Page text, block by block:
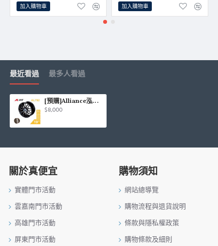
加入購物車 加入購物車
最近看過 最多人看過
[預購]Alliance泓越 AVAS旋壓鋁圈輪框 AL792 19吋 5孔114.3/9.5J/ET40
$8,000
關於真便宜
實體門市活動
雲嘉南門市活動
高雄門市活動
屏東門市活動
購物須知
網站總導覽
購物流程與退貨說明
條款與隱私權政策
購物條款及細則